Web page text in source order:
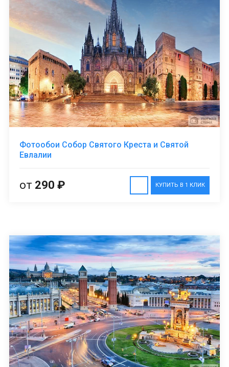
Фотообои Собор Святого Креста и Святой
Евлалии
КУПИТЬ В 1 КЛИК
от 290 ₽